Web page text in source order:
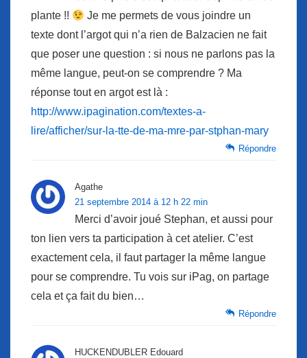
plante !!
Je me permets de vous joindre un
texte dont l’argot qui n’a rien de Balzacien ne fait
que poser une question : si nous ne parlons pas la
même langue, peut-on se comprendre ? Ma
réponse tout en argot est là :
http://www.ipagination.com/textes-a-
lire/afficher/sur-la-tte-de-ma-mre-par-stphan-mary
Répondre
Agathe
21 septembre 2014 à 12 h 22 min
Merci d’avoir joué Stephan, et aussi pour
ton lien vers ta participation à cet atelier. C’est
exactement cela, il faut partager la même langue
pour se comprendre. Tu vois sur iPag, on partage
cela et ça fait du bien…
Répondre
HUCKENDUBLER Edouard